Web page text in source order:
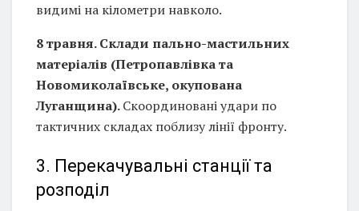
видимі на кілометри навколо.
8 травня. Склади пально-мастильних
матеріалів (Петропавлівка та
Новомиколаївське, окупована
Луганщина).Скоординовані удари по
тактичних складах поблизу лінії фронту.
3. Перекачувальні станції та
розподіл